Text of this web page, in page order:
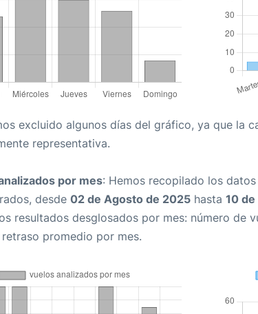
excluido algunos días del gráfico, ya que la
representativa.
por mes: Hemos recopilado los
desde 02 de Agosto de 2025 hasta 10
resultados desglosados por mes: número de
promedio por mes.